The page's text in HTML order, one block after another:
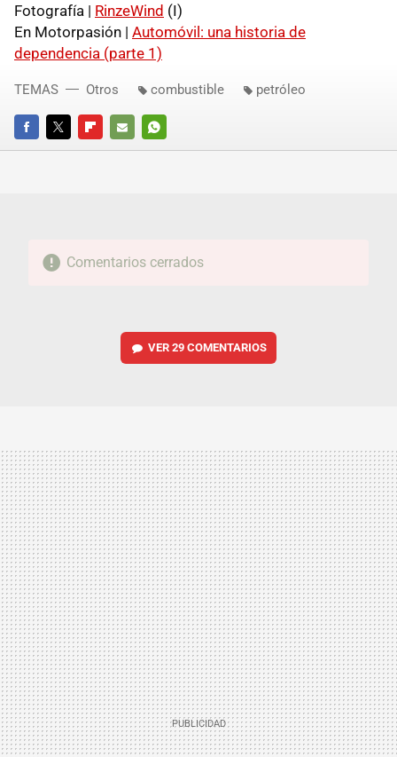
Fotografía | RinzeWind (I)
En Motorpasión | Automóvil: una historia de
dependencia (parte 1)
FACEBOOKTWITTERFLIPBOARD
E-
WHATSAPP
TEMAS Otros combustible petróleo
Comentarios cerrados
VER 29 COMENTARIOS